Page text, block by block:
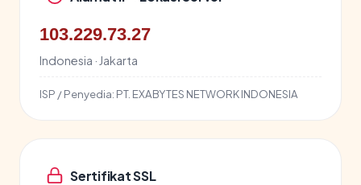
103.229.73.27
Indonesia · Jakarta
ISP / Penyedia: PT. EXABYTES NETWORK INDONESIA
Sertifikat SSL